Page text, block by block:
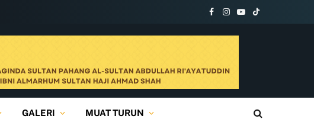
Facebook
Instagram
YouTube
TikTok
GALERI MUAT TURUN